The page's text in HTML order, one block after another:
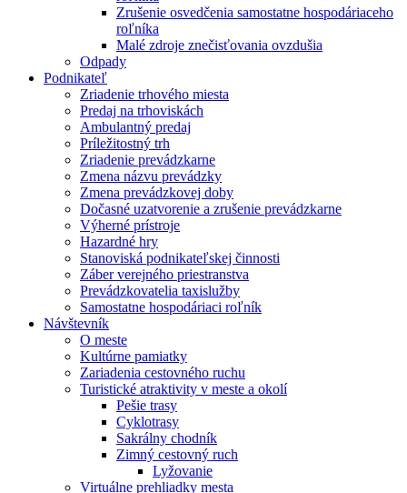
Zrušenie osvedčenia samostatne hospodáriaceho
roľníka
Malé zdroje znečisťovania ovzdušia
Odpady
Podnikateľ
Zriadenie trhového miesta
Predaj na trhoviskách
Ambulantný predaj
Príležitostný trh
Zriadenie prevádzkarne
Zmena názvu prevádzky
Zmena prevádzkovej doby
Dočasné uzatvorenie a zrušenie prevádzkarne
Výherné prístroje
Hazardné hry
Stanoviská podnikateľskej činnosti
Záber verejného priestranstva
Prevádzkovatelia taxislužby
Samostatne hospodáriaci roľník
Návštevník
O meste
Kultúrne pamiatky
Zariadenia cestovného ruchu
Turistické atraktivity v meste a okolí
Pešie trasy
Cyklotrasy
Sakrálny chodník
Zimný cestovný ruch
Lyžovanie
Virtuálne prehliadky mesta